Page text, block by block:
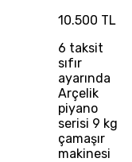
10.500 TL
6 taksit
sıfır
ayarında
Arçelik
piyano
serisi 9 kg
çamaşır
makinesi